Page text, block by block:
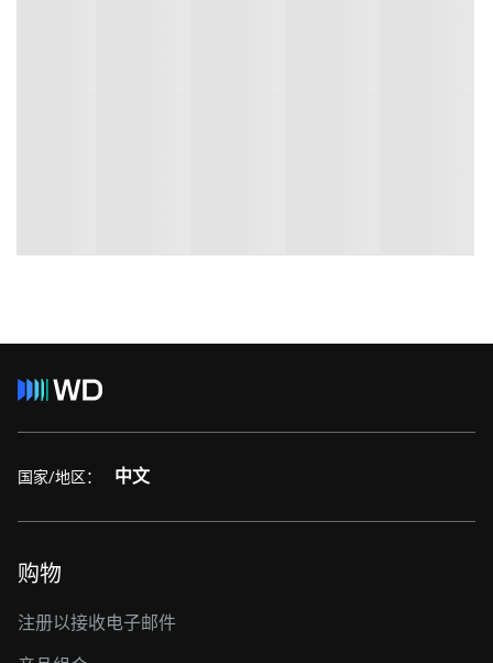
国家/地区： 中文
购物
注册以接收电子邮件